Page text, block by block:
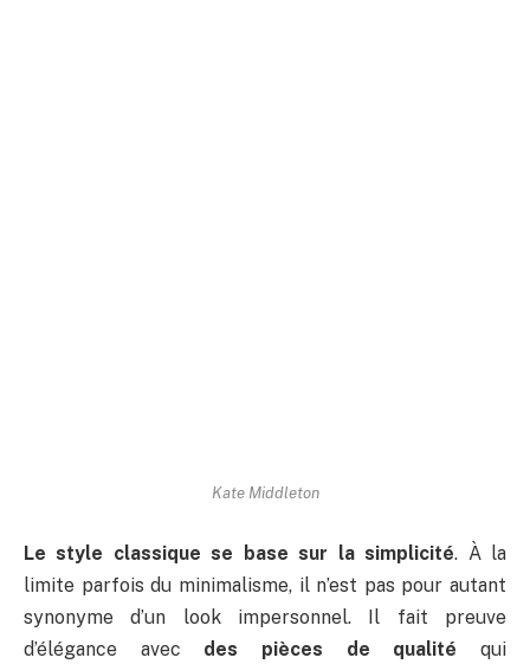
Kate Middleton
Le style classique se base sur la simplicité. À la
limite parfois du minimalisme, il n’est pas pour autant
synonyme d’un look impersonnel. Il fait preuve
d’élégance avec des pièces de qualité qui